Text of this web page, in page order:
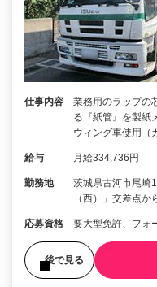
仕事内容
業務用のラップの
る『紙管』を製紙
ウィング車使用（
給与 月給334,736円
勤務地
茨城県古河市尾崎
（西）」交差点か
応募資格 要大型免許、フォ
後で見る